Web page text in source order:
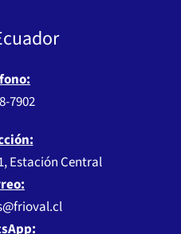
7902
Estación Central